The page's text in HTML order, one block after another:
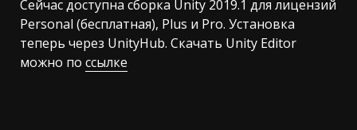
Сейчас доступна сборка Unity 2019.1 для лицензий
Personal (бесплатная), Plus и Pro. Установка
теперь через UnityHub. Скачать Unity Editor
можно по ссылке